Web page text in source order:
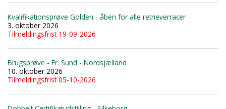
Kvalifikationsprøve Golden - åben for alle retrieverracer
3. oktober 2026
Tilmeldingsfrist 19-09-2026
Brugsprøve - Fr. Sund - Nordsjælland
10. oktober 2026
Tilmeldingsfrist 05-10-2026